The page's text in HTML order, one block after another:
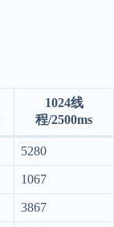
1024线
程/2500ms
5280
1067
3867